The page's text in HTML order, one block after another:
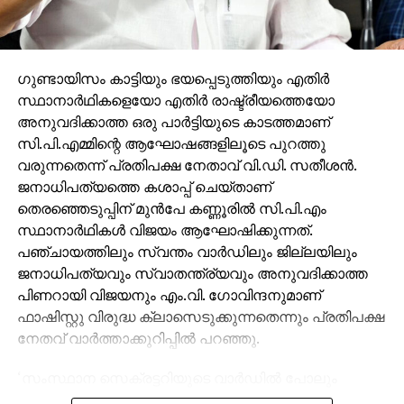
ഗുണ്ടായിസം കാട്ടിയും ഭയപ്പെടുത്തിയും എതിര്‍
സ്ഥാനാര്‍ഥികളെയോ എതിര്‍ രാഷ്ട്രീയത്തെയോ
അനുവദിക്കാത്ത ഒരു പാര്‍ട്ടിയുടെ കാടത്തമാണ്
സി.പി.എമ്മിന്റെ ആഘോഷങ്ങളിലൂടെ പുറത്തു
വരുന്നതെന്ന് പ്രതിപക്ഷ നേതാവ് വി.ഡി. സതീശന്‍.
ജനാധിപത്യത്തെ കശാപ്പ് ചെയ്താണ്
തെരഞ്ഞെടുപ്പിന് മുന്‍പേ കണ്ണൂരില്‍ സി.പി.എം
സ്ഥാനാര്‍ഥികള്‍ വിജയം ആഘോഷിക്കുന്നത്.
പഞ്ചായത്തിലും സ്വന്തം വാര്‍ഡിലും ജില്ലയിലും
ജനാധിപത്യവും സ്വാതന്ത്ര്യവും അനുവദിക്കാത്ത
പിണറായി വിജയനും എം.വി. ഗോവിന്ദനുമാണ്
ഫാഷിസ്റ്റു വിരുദ്ധ ക്ലാസെടുക്കുന്നതെന്നും പ്രതിപക്ഷ
നേതവ് വാര്‍ത്താക്കുറിപ്പില്‍ പറഞ്ഞു.
സി.പി.എം ക്രിമിനലുകള്‍ യു.ഡി.എഫ്